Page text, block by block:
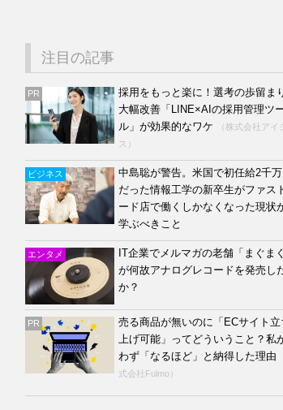
注目の記事
PR
採用をもっと楽に！選考の歩留ま
大幅改善「LINE×AIの採用管理ツ
ル」が効果的なワケ
（株式会社アイ
ス）
ビジネス
中島聡が警告。米国で初任給2千万
だった情報工学の新卒生がファス
ード店で働くしかなくなった現状
学ぶべきこと
エンタメ
IT企業でメルマガの老舗「まぐまぐ
が何故アナログレコードを発売し
か？
PR
売る商品が無いのに「ECサイト立
上げ可能」ってどういうこと？私
わず「なるほど」と納得した理由
式会社Fulmo）